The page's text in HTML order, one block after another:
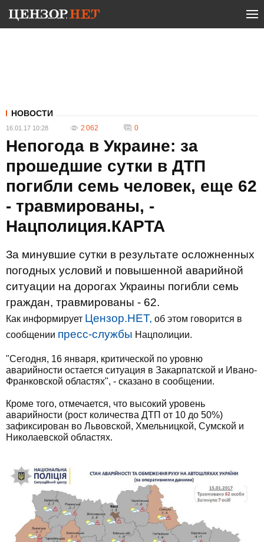
НОВОСТИ
16.01.17 10:28 2 062 0
Непогода в Украине: за
прошедшие сутки в ДТП
погибли семь человек, еще 62
- травмированы, -
Нацполиция.КАРТА
За минувшие сутки в результате осложненных
погодных условий и повышенной аварийной
ситуации на дорогах Украины погибли семь
граждан, травмированы - 62.
Как информирует Цензор.НЕТ, об этом говорится в
сообщении пресс-службы Нацполиции.
"Сегодня, 16 января, критической по уровню
аварийности остается ситуация в Закарпатской и Ивано-
Франковской областях", - сказано в сообщении.
Кроме того, отмечается, что высокий уровень
аварийности (рост количества ДТП от 10 до 50%)
зафиксирован во Львовской, Хмельницкой, Сумской и
Николаевской областях.